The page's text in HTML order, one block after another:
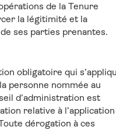
de la Tenure
la légitimité et la
ses parties prenantes.
obligatoire qui
personne nommée au
d’administration est
relative à l’application
dérogation à ces